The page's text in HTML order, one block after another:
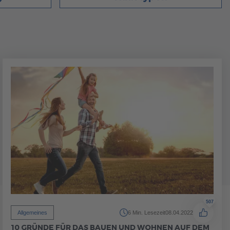
Allgemeines 6 Min. Lesezeit08.04.2022
507
10 GRÜNDE FÜR DAS BAUEN UND WOHNEN AUF DEM